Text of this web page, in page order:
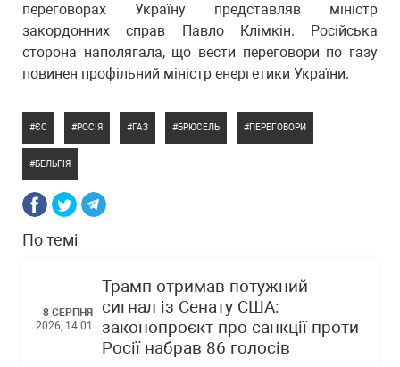
переговорах Україну представляв міністр
закордонних справ Павло Клімкін. Російська
сторона наполягала, що вести переговори по газу
повинен профільний міністр енергетики України.
ЄС РОСІЯ ГАЗ БРЮСЕЛЬ ПЕРЕГОВОРИ
БЕЛЬГІЯ
По темі
8 СЕРПНЯ
2026, 14:01
Трамп отримав потужний
сигнал із Сенату США:
законопроєкт про санкції проти
Росії набрав 86 голосів